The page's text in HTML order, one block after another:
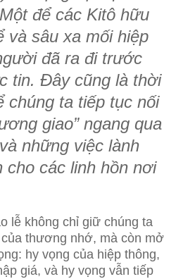
để các Kitô hữu
và sâu xa mối hiệp
đã ra đi trước
tin. Đây cũng là thời
chúng ta tiếp tục nối
giao” ngang qua
những việc lành
cho các linh hồn nơi
lễ không chỉ giữ chúng ta
thương nhớ, mà còn mở
hy vọng của hiệp thông,
giá, và hy vọng vẫn tiếp